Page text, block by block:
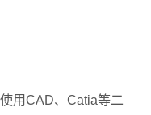
用CAD、Catia等二